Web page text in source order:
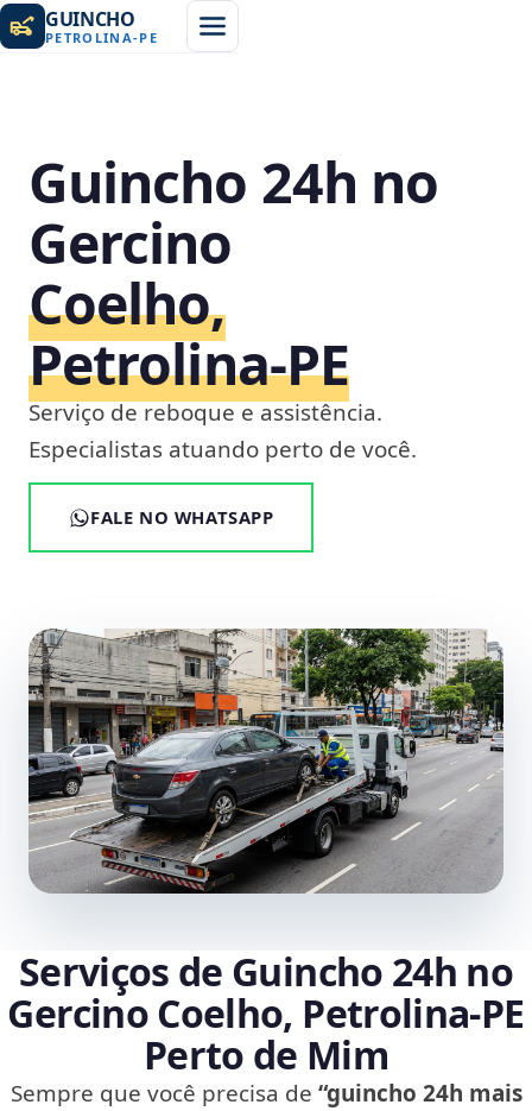
GUINCHO
PETROLINA-PE
Guincho 24h no
Gercino
Coelho,
Petrolina‑PE
Serviço de reboque e assistência.
Especialistas atuando perto de você.
FALE NO WHATSAPP
Serviços de Guincho 24h no
Gercino Coelho, Petrolina‑PE
Perto de Mim
Sempre que você precisa de “guincho 24h mais